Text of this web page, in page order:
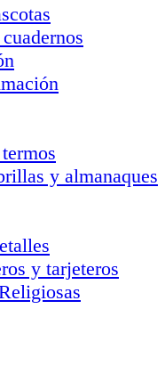
y almanaques
y tarjeteros